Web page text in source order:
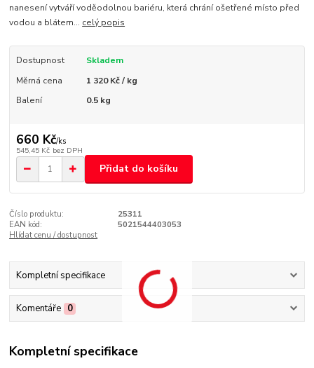
nanesení vytváří voděodolnou bariéru, která chrání ošetřené místo před
vodou a blátem... celý popis
Dostupnost
Skladem
Měrná cena
1 320 Kč / kg
Balení
0.5 kg
660 Kč/ks
545,45 Kč bez DPH
Přidat do košíku
Číslo produktu:
25311
EAN kód:
5021544403053
Hlídat cenu / dostupnost
Kompletní specifikace
Komentáře 0
Kompletní specifikace